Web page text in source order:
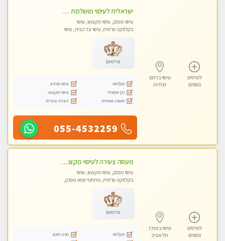
לפרטים
נוספים
עיסוי בדרום
שדרות
ישראלית לעיסוי מושלמת לעיסוי מושלם ואיכותי במיוחד !
עיסוי מפנק, עיסוי מקצועי, עיסוי
בקלניקה פרטית, עיסוי עד הבית, עיסוי
פרימיום
מקלחת
עיסוי מרגיע
נקי ומסודר
עיסוי מקצועי
תמונה אמיתית
דוברת עיברית
055-4532259
לפרטים
נוספים
עיסוי במרכז
תל-אביב
מעסה צעירה לעיסוי מקצועי בבת-ים ללא מין !!
עיסוי מפנק, עיסוי מקצועי, עיסוי
בקלניקה פרטית, מתחמי ספא מפנק,
טנטרה
פרימיום
מקלחת
חניה חינם